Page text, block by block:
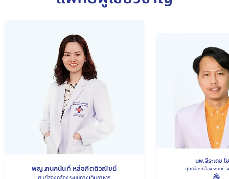
พญ.กนกนันท์ หล่อกิตติวณิชย์
นพ.จีระเดช ไ
ศูนย์ส่องกล้องระบบทา